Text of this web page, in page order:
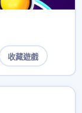
收藏遊戲